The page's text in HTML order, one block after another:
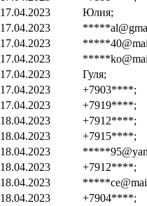
17.04.2023
Юлия;
17.04.2023
17.04.2023
17.04.2023
17.04.2023
Гуля;
17.04.2023
+7903****;
17.04.2023
+7919****;
18.04.2023
+7912****;
18.04.2023
+7915****;
18.04.2023
18.04.2023
+7912****;
18.04.2023
18.04.2023
+7904****;